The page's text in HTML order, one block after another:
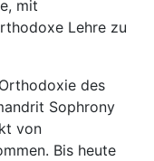
mit
Lehre zu
des
Sophrony
von
Bis heute